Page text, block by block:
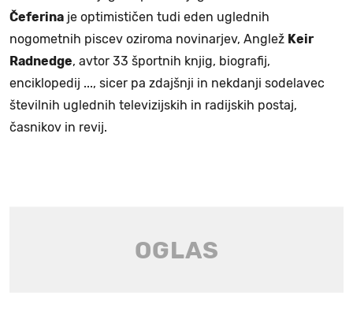
Čeferina je optimističen tudi eden uglednih
nogometnih piscev oziroma novinarjev, Anglež Keir
Radnedge, avtor 33 športnih knjig, biografij,
enciklopedij ..., sicer pa zdajšnji in nekdanji sodelavec
številnih uglednih televizijskih in radijskih postaj,
časnikov in revij.